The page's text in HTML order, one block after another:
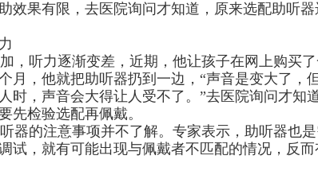
效果有限，去医院询问才知道，原来选配助听
，听力逐渐变差，近期，他让孩子在网上购买了
月，他就把助听器扔到一边，“声音是变大了，
时，声音会大得让人受不了。”去医院询问才知
先检验选配再佩戴。
器的注意事项并不了解。专家表示，助听器也
试，就有可能出现与佩戴者不匹配的情况，反